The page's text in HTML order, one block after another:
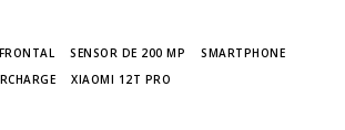
SENSOR DE 200 MP
SMARTPHONE
XIAOMI 12T PRO